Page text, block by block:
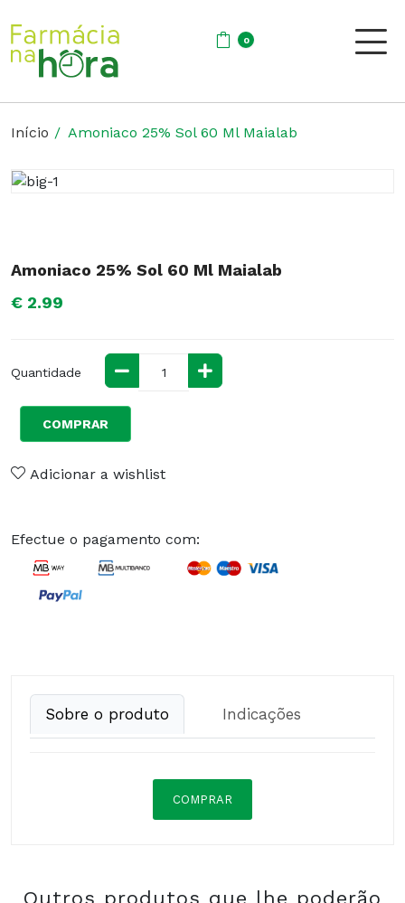
0
Início Amoniaco 25% Sol 60 Ml Maialab
Amoniaco 25% Sol 60 Ml Maialab
€ 2.99
Quantidade
COMPRAR
Adicionar a wishlist
Efectue o pagamento com:
Sobre o produto Indicações
COMPRAR
Outros produtos que lhe poderão